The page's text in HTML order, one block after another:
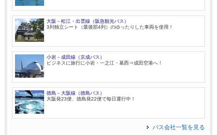
大阪－松江・出雲線（阪急観光バス）
3列独立シート（最後部4列）のゆったりした車両を使用！
小岩－成田線（京成バス）
ビジネスに旅行に小岩・一之江・葛西⇒成田空港へ！
徳島－大阪線（徳島バス）
大阪発23便、徳島発22便で毎日運行中！
バス会社一覧を見る